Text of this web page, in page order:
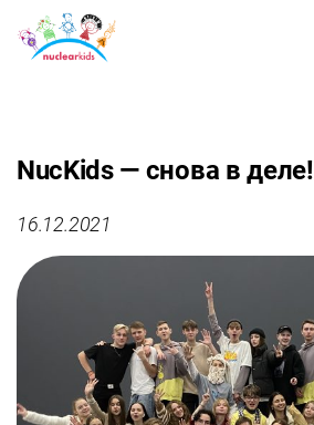
NucKids — снова в деле!
16.12.2021